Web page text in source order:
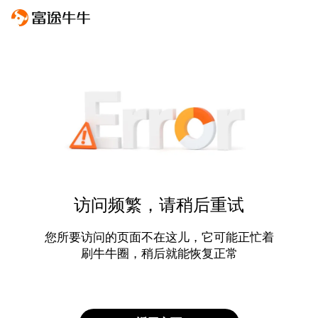
访问频繁，请稍后重试
您所要访问的页面不在这儿，它可能正忙着
刷牛牛圈，稍后就能恢复正常